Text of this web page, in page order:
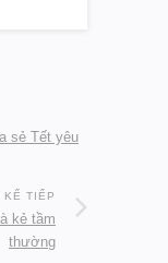
sẻ Tết yêu
KẾ TIẾP
kẻ tầm
thường